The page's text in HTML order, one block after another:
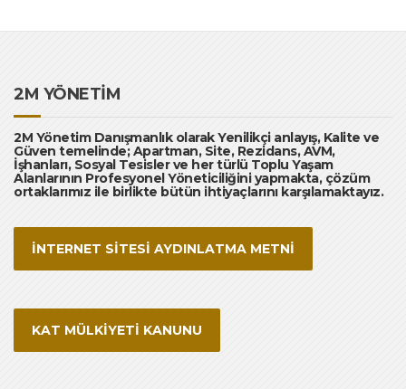
2M YÖNETİM
2M Yönetim Danışmanlık olarak Yenilikçi anlayış, Kalite ve
Güven temelinde; Apartman, Site, Rezidans, AVM,
İşhanları, Sosyal Tesisler ve her türlü Toplu Yaşam
Alanlarının Profesyonel Yöneticiliğini yapmakta, çözüm
ortaklarımız ile birlikte bütün ihtiyaçlarını karşılamaktayız.
İNTERNET SİTESİ AYDINLATMA METNİ
KAT MÜLKİYETİ KANUNU